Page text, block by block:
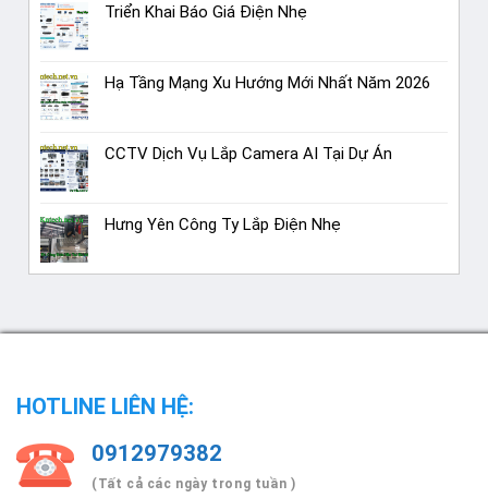
Triển Khai Báo Giá Điện Nhẹ
Hạ Tầng Mạng Xu Hướng Mới Nhất Năm 2026
CCTV Dịch Vụ Lắp Camera AI Tại Dự Án
Hưng Yên Công Ty Lắp Điện Nhẹ
HOTLINE LIÊN HỆ:
0912979382
(Tất cả các ngày trong tuần )